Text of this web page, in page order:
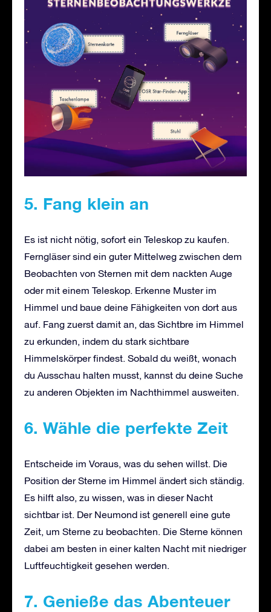
5. Fang klein an
Es ist nicht nötig, sofort ein Teleskop zu kaufen.
Ferngläser sind ein guter Mittelweg zwischen dem
Beobachten von Sternen mit dem nackten Auge
oder mit einem Teleskop. Erkenne Muster im
Himmel und baue deine Fähigkeiten von dort aus
auf. Fang zuerst damit an, das Sichtbre im Himmel
zu erkunden, indem du stark sichtbare
Himmelskörper findest. Sobald du weißt, wonach
du Ausschau halten musst, kannst du deine Suche
zu anderen Objekten im Nachthimmel ausweiten.
6. Wähle die perfekte Zeit
Entscheide im Voraus, was du sehen willst. Die
Position der Sterne im Himmel ändert sich ständig.
Es hilft also, zu wissen, was in dieser Nacht
sichtbar ist. Der Neumond ist generell eine gute
Zeit, um Sterne zu beobachten. Die Sterne können
dabei am besten in einer kalten Nacht mit niedriger
Luftfeuchtigkeit gesehen werden.
7. Genieße das Abenteuer